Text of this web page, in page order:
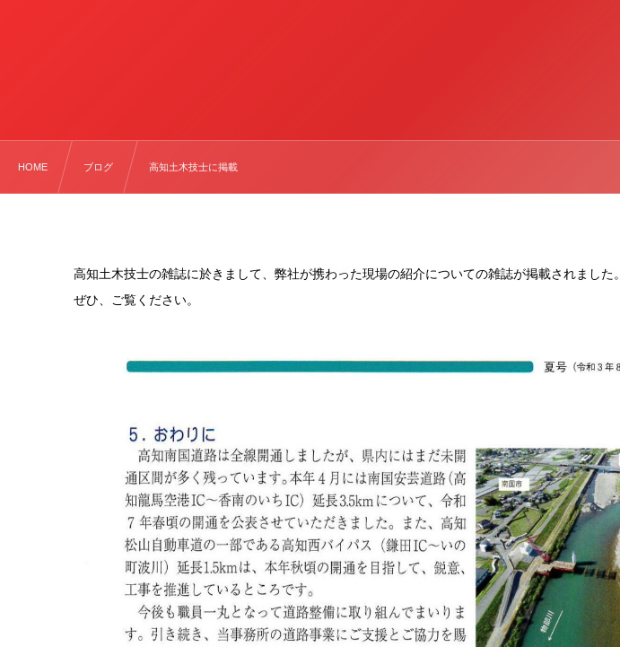
HOME ブログ 高知土木技士に掲載
高知土木技士の雑誌に於きまして、弊社が携わった現場の紹介についての雑誌が掲載されました。
ぜひ、ご覧ください。